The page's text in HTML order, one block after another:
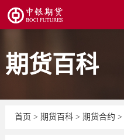
期货百科
首页 > 期货百科 > 期货合约 >